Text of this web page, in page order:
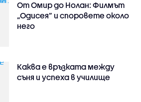
От Омир до Нолан: Филмът
„Одисея” и споровете около
него
Каква е връзката между
съня и успеха в училище